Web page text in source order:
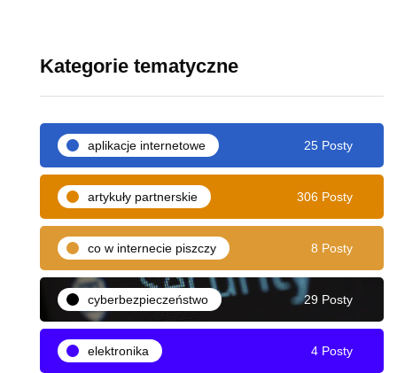
Kategorie tematyczne
aplikacje internetowe 25 Posty
artykuły partnerskie 306 Posty
co w internecie piszczy 8 Posty
cyberbezpieczeństwo 29 Posty
elektronika 4 Posty